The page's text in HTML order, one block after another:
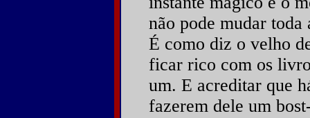
não pode mudar toda
É como diz o velho
ficar rico com os
um. E acreditar que
fazerem dele um